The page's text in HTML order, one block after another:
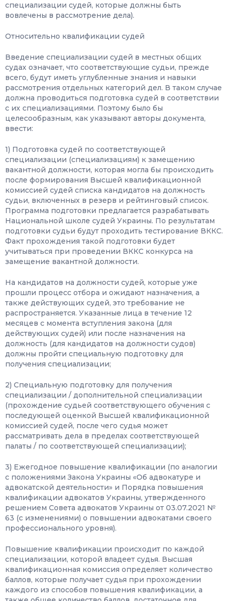
специализации судей, которые должны быть
вовлечены в рассмотрение дела).
Относительно квалификации судей
Введение специализации судей в местных общих
судах означает, что соответствующие судьи, прежде
всего, будут иметь углубленные знания и навыки
рассмотрения отдельных категорий дел. В таком случае
должна проводиться подготовка судей в соответствии
с их специализациями. Поэтому было бы
целесообразным, как указывают авторы документа,
ввести:
1) Подготовка судей по соответствующей
специализации (специализациям) к замещению
вакантной должности, которая могла бы происходить
после формирования Высшей квалификационной
комиссией судей списка кандидатов на должность
судьи, включенных в резерв и рейтинговый список.
Программа подготовки предлагается разрабатывать
Национальной школе судей Украины. По результатам
подготовки судьи будут проходить тестирование ВККС.
Факт прохождения такой подготовки будет
учитываться при проведении ВККС конкурса на
замещение вакантной должности.
На кандидатов на должности судей, которые уже
прошли процесс отбора и ожидают назначения, а
также действующих судей, это требование не
распространяется. Указанные лица в течение 12
месяцев с момента вступления закона (для
действующих судей) или после назначения на
должность (для кандидатов на должности судов)
должны пройти специальную подготовку для
получения специализации;
2) Специальную подготовку для получения
специализации / дополнительной специализации
(прохождение судьей соответствующего обучения с
последующей оценкой Высшей квалификационной
комиссией судей, после чего судья может
рассматривать дела в пределах соответствующей
палаты / по соответствующей специализации);
3) Ежегодное повышение квалификации (по аналогии
с положениями Закона Украины «Об адвокатуре и
адвокатской деятельности» и Порядка повышения
квалификации адвокатов Украины, утвержденного
решением Совета адвокатов Украины от 03.07.2021 №
63 (с изменениями) о повышении адвокатами своего
профессионального уровня).
Повышение квалификации происходит по каждой
специализации, которой владеет судья. Высшая
квалификационная комиссия определяет количество
баллов, которые получает судья при прохождении
каждого из способов повышения квалификации, а